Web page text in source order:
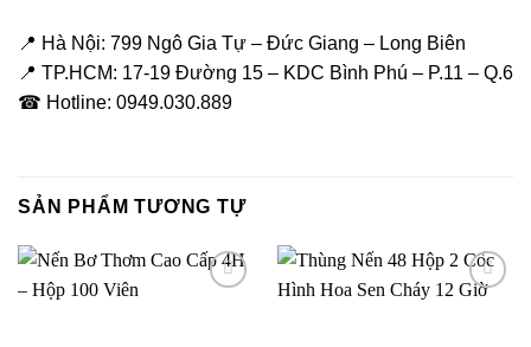
📍 Hà Nội: 799 Ngô Gia Tự – Đức Giang – Long Biên
📍 TP.HCM: 17-19 Đường 15 – KDC Bình Phú – P.11 – Q.6
☎ Hotline: 0949.030.889
SẢN PHẨM TƯƠNG TỰ